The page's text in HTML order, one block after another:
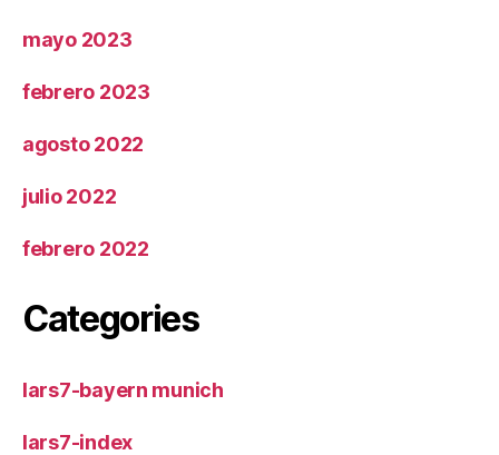
mayo 2023
febrero 2023
agosto 2022
julio 2022
febrero 2022
Categories
lars7-bayern munich
lars7-index